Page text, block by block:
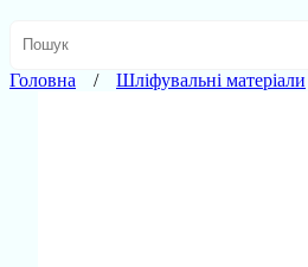
Головна Шліфувальні матеріали